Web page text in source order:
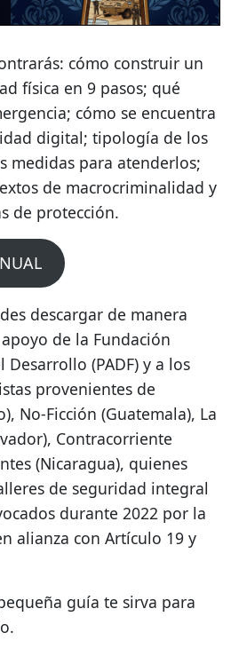
cómo construir un
física en 9 pasos; qué
cómo se encuentra
digital; tipología de los
medidas para atenderlos;
de macrocriminalidad y
de protección.
descargar de manera
de la Fundación
(PADF) y a los
provenientes de
No-Ficción (Guatemala), La
Contracorriente
(Nicaragua), quienes
de seguridad integral
durante 2022 por la
alianza con Artículo 19 y
guía te sirva para